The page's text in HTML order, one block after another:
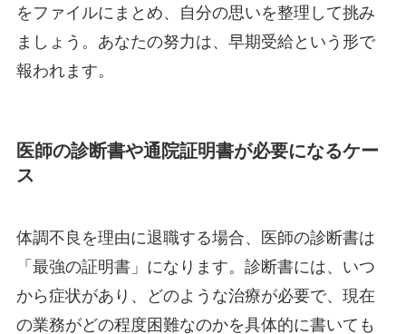
をファイルにまとめ、自分の思いを整理して挑み
ましょう。あなたの努力は、早期受給という形で
報われます。
医師の診断書や通院証明書が必要になるケー
ス
体調不良を理由に退職する場合、医師の診断書は
「最強の証明書」になります。診断書には、いつ
から症状があり、どのような治療が必要で、現在
の業務がどの程度困難なのかを具体的に書いても